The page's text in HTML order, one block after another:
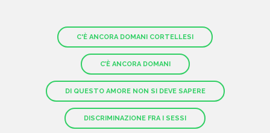
C'È ANCORA DOMANI CORTELLESI
C’È ANCORA DOMANI
DI QUESTO AMORE NON SI DEVE SAPERE
DISCRIMINAZIONE FRA I SESSI